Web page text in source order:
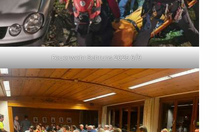
Feuerwehr Schruns 2025 6/9